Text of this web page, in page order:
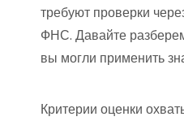
требуют проверки
ФНС. Давайте
вы могли применить
Критерии оценки